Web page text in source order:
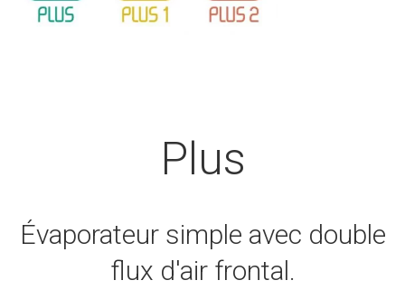
Plus
Évaporateur simple avec double
flux d'air frontal.